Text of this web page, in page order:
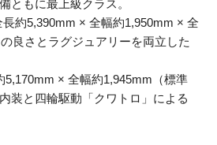
ともに最上級クラス。
長約5,390mm × 全幅約1,950mm × 全
良さとラグジュアリーを両立した
5,170mm × 全幅約1,945mm（標準
装と四輪駆動「クワトロ」による